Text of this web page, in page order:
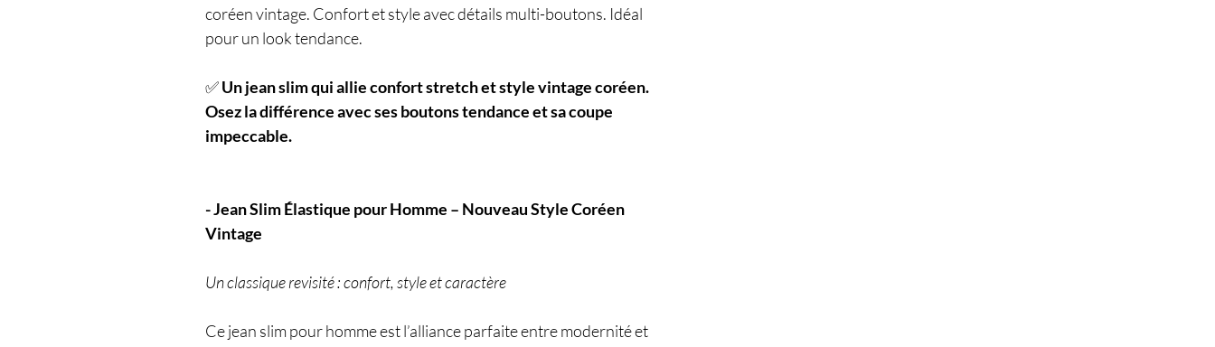
coréen vintage. Confort et style avec détails multi-boutons. Idéal
pour un look tendance.
✅Un jean slim qui allie confort stretch et style vintage coréen.
Osez la différence avec ses boutons tendance et sa coupe
impeccable.
- Jean Slim Élastique pour Homme – Nouveau Style Coréen
Vintage
Un classique revisité : confort, style et caractère
Ce jean slim pour homme est l’alliance parfaite entre modernité et